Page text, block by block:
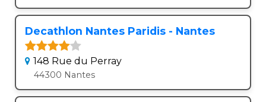
Decathlon Nantes Paridis - Nantes
148 Rue du Perray
44300 Nantes